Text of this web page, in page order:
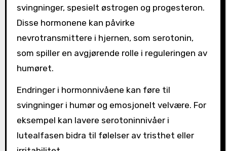
svingninger, spesielt østrogen og progesteron.
Disse hormonene kan påvirke
nevrotransmittere i hjernen, som serotonin,
som spiller en avgjørende rolle i reguleringen av
humøret.
Endringer i hormonnivåene kan føre til
svingninger i humør og emosjonelt velvære. For
eksempel kan lavere serotoninnivåer i
lutealfasen bidra til følelser av tristhet eller